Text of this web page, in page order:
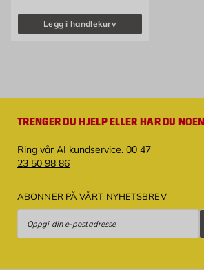
Legg i handlekurv
TRENGER DU HJELP ELLER HAR DU
Ring vår AI kundservice. 00 47
23 50 98 86
ABONNER PÅ VÅRT NYHETSBREV